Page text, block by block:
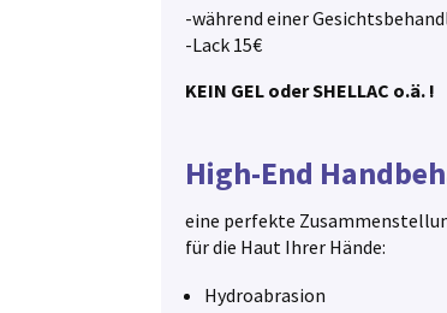
-während einer
-Lack 15€
KEIN GEL oder SHELLAC o.ä. !
High-End
eine perfekte
für die Haut Ihrer Hände:
Hydroabrasion